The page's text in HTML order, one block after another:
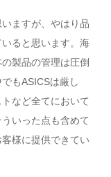
ますが、やはり品
ると思います。海
製品の管理は圧倒
もASICSは厳し
など全てにおいて
いった点も含めて
様に提供できてい